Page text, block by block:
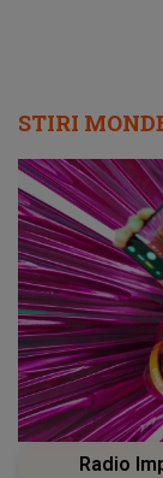
STIRI
Radio